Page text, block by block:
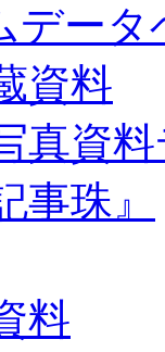
データ
資料
真資
事珠』
料